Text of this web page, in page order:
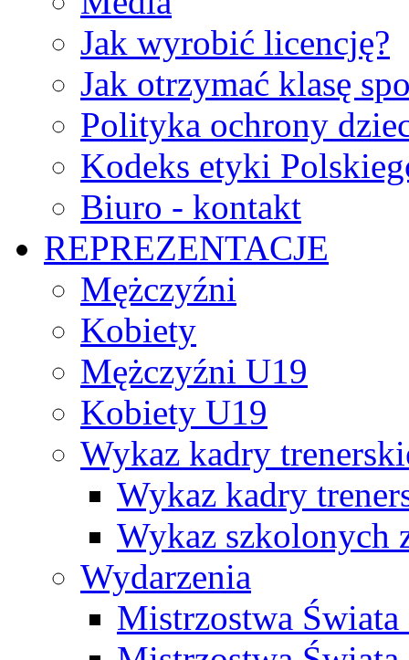
Jak wyrobić licencję?
Jak otrzymać klasę
Polityka ochrony
Kodeks etyki
Biuro - kontakt
REPREZENTACJE
Mężczyźni
Kobiety
Mężczyźni U19
Kobiety U19
Wykaz kadry
Wykaz kadry
Wykaz szkolonych
Wydarzenia
Mistrzostwa